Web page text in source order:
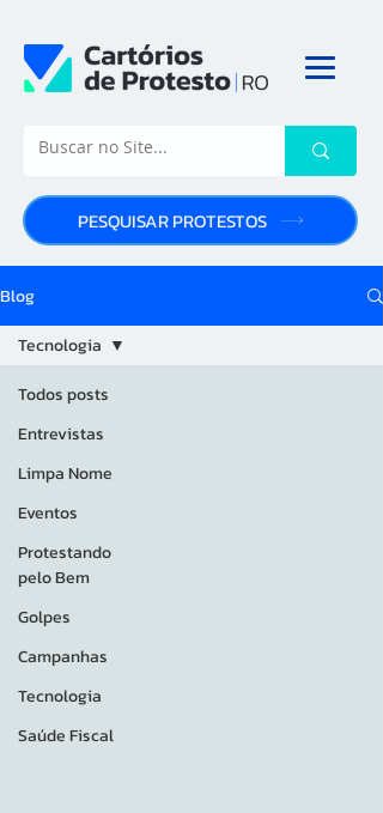
PESQUISAR PROTESTOS
Blog
Todos posts
Entrevistas
Limpa Nome
Eventos
Protestando
pelo Bem
Golpes
Campanhas
Tecnologia
Saúde Fiscal
Tecnologia